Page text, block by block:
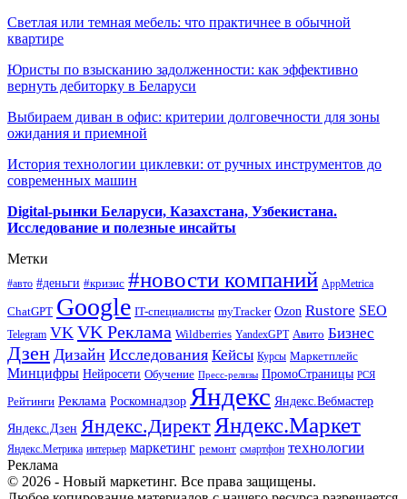
Светлая или темная мебель: что практичнее в обычной
квартире
Юристы по взысканию задолженности: как эффективно
вернуть дебиторку в Беларуси
Выбираем диван в офис: критерии долговечности для зоны
ожидания и приемной
История технологии циклевки: от ручных инструментов до
современных машин
Digital-рынки Беларуси, Казахстана, Узбекистана.
Исследование и полезные инсайты
Метки
#авто #деньги #кризис #новости компаний AppMetrica
ChatGPT Google IT-специалисты myTracker Ozon Rustore SEO
Telegram VK VK Реклама Wildberries YandexGPT Авито Бизнес
Дзен Дизайн Исследования Кейсы Курсы Маркетплейс
Минцифры Нейросети Обучение Пресс-релизы ПромоСтраницы РСЯ
Рейтинги Реклама Роскомнадзор Яндекс Яндекс.Вебмастер
Яндекс.Дзен Яндекс.ДиректЯндекс.Маркет
Яндекс.Метрика интерьер маркетинг ремонт смартфон технологии
Реклама
© 2026 - Новый маркетинг. Все права защищены.